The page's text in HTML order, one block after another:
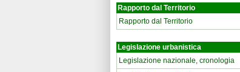
Rapporto dal Territorio
Rapporto dal Territorio
Legislazione urbanistica
Legislazione nazionale, cronologia